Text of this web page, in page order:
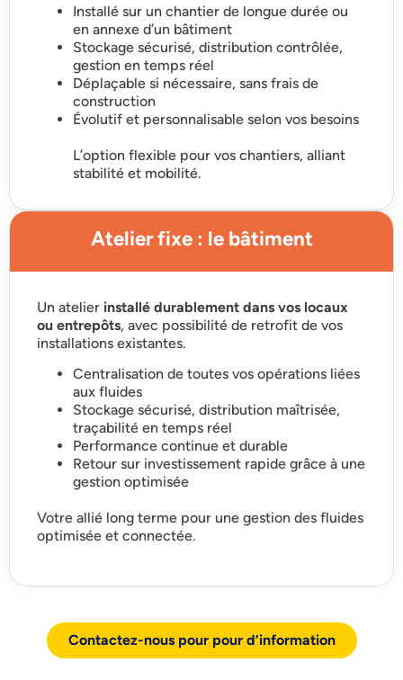
Installé sur un chantier de longue durée ou
en annexe d’un bâtiment
Stockage sécurisé, distribution contrôlée,
gestion en temps réel
Déplaçable si nécessaire, sans frais de
construction
Évolutif et personnalisable selon vos besoins
L’option flexible pour vos chantiers, alliant
stabilité et mobilité.
Atelier fixe : le bâtiment
Un atelier installé durablement dans vos locaux
ou entrepôts, avec possibilité de retrofit de vos
installations existantes.
Centralisation de toutes vos opérations liées
aux fluides
Stockage sécurisé, distribution maîtrisée,
traçabilité en temps réel
Performance continue et durable
Retour sur investissement rapide grâce à une
gestion optimisée
Votre allié long terme pour une gestion des fluides
optimisée et connectée.
Contactez-nous pour pour d’information